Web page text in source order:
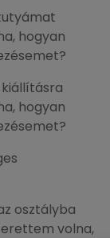
hogyan
hogyan
osztályba
volna,